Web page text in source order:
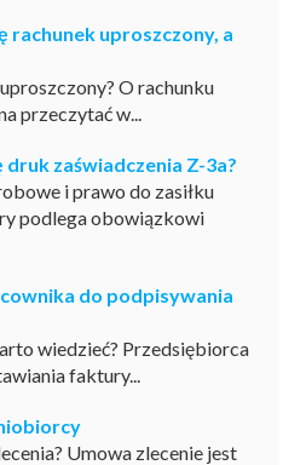
rachunek uproszczony, a
O rachunku
przeczytać w...
druk zaświadczenia Z-3a?
i prawo do zasiłku
podlega obowiązkowi
do podpisywania
wiedzieć? Przedsiębiorca
faktury...
Umowa zlecenie jest